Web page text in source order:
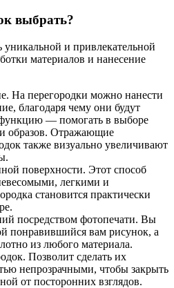
выбрать?
и привлекательной
материалов и нанесение
На перегородки можно нанести
благодаря чему они будут
— помогать в выборе
образов. Отражающие
также визуально увеличивают
поверхности. Этот способ
легкими и
становится практически
посредством фотопечати. Вы
понравившийся вам рисунок, а
из любого материала.
Позволит сделать их
непрозрачными, чтобы закрыть
от посторонних взглядов.